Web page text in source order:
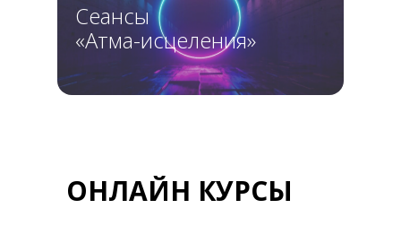
Сеансы
«Атма-исцеления»
ОНЛАЙН КУРСЫ